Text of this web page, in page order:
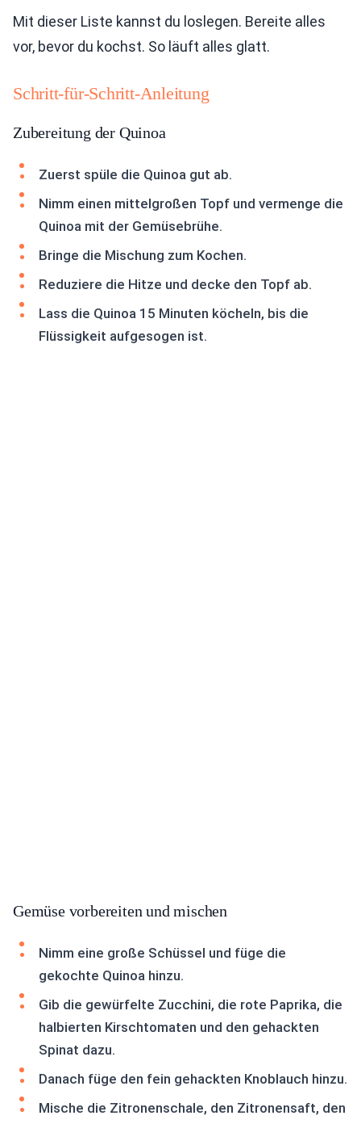
Mit dieser Liste kannst du loslegen. Bereite alles
vor, bevor du kochst. So läuft alles glatt.
Schritt-für-Schritt-Anleitung
Zubereitung der Quinoa
Zuerst spüle die Quinoa gut ab.
Nimm einen mittelgroßen Topf und vermenge die
Quinoa mit der Gemüsebrühe.
Bringe die Mischung zum Kochen.
Reduziere die Hitze und decke den Topf ab.
Lass die Quinoa 15 Minuten köcheln, bis die
Flüssigkeit aufgesogen ist.
Gemüse vorbereiten und mischen
Nimm eine große Schüssel und füge die
gekochte Quinoa hinzu.
Gib die gewürfelte Zucchini, die rote Paprika, die
halbierten Kirschtomaten und den gehackten
Spinat dazu.
Danach füge den fein gehackten Knoblauch hinzu.
Mische die Zitronenschale, den Zitronensaft, den